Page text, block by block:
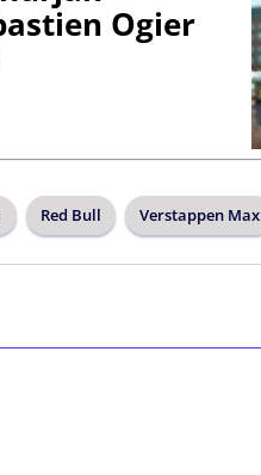
Ogier
Red Bull Verstappen Max